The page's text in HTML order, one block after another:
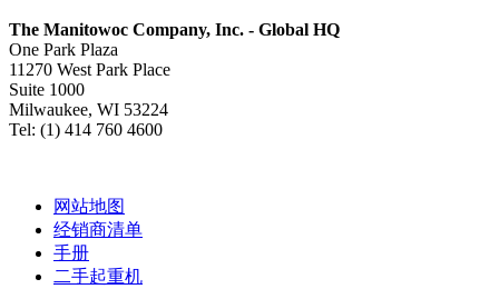
The Manitowoc Company, Inc. - Global HQ
One Park Plaza
11270 West Park Place
Suite 1000
Milwaukee, WI 53224
Tel: (1) 414 760 4600
网站地图
经销商清单
手册
二手起重机